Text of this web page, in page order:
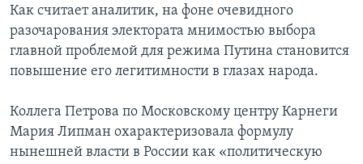
Как считает аналитик, на фоне очевидного
разочарования электората мнимостью выбора
главной проблемой для режима Путина становится
повышение его легитимности в глазах народа.
Коллега Петрова по Московскому центру Карнеги
Мария Липман охарактеризовала формулу
нынешней власти в России как «политическую